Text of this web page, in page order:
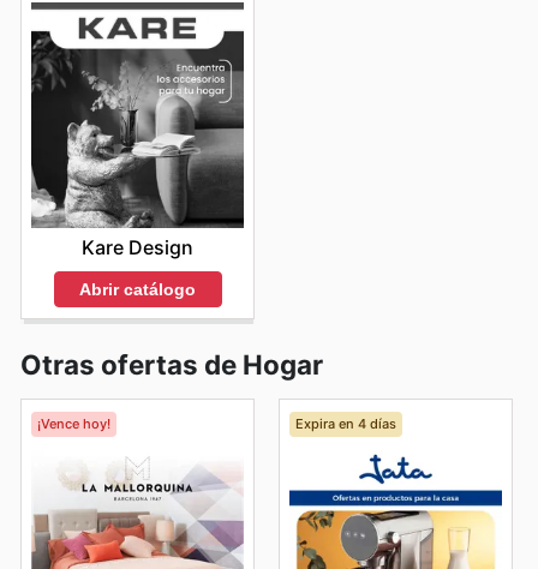
Kare Design
Abrir catálogo
Otras ofertas de Hogar
¡Vence hoy! Expira en 4 días